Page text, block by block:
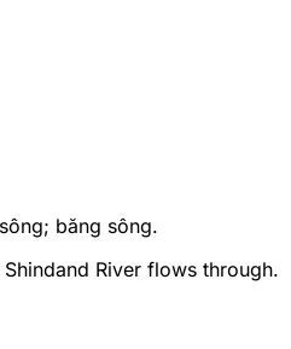
băng sông.
River flows through.